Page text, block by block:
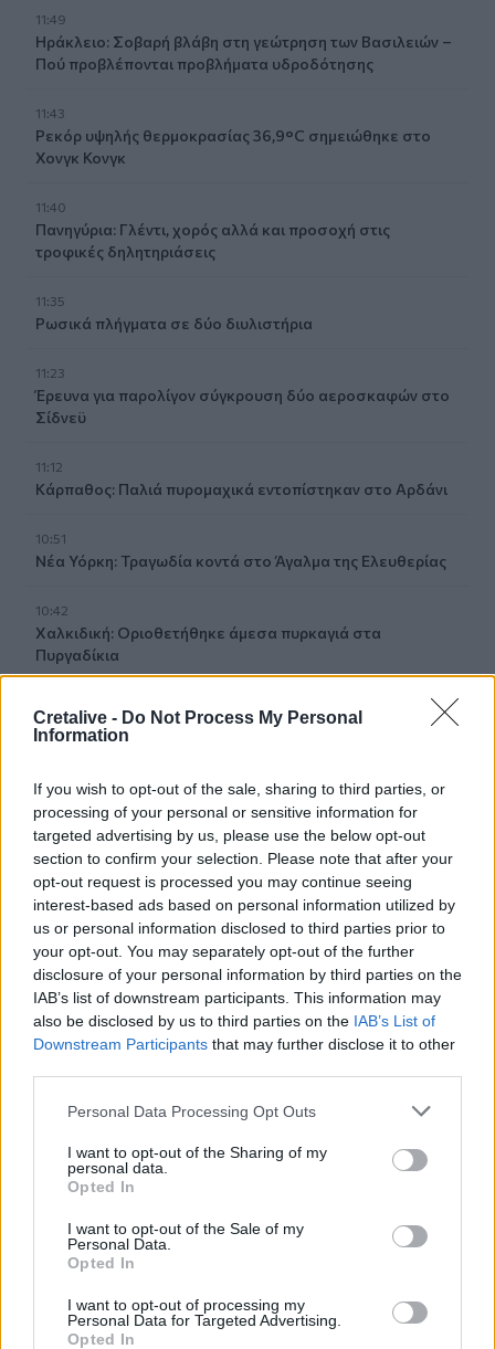
Cretalive - Do Not Process My Personal
Information
If you wish to opt-out of the sale, sharing to third parties, or
processing of your personal or sensitive information for
targeted advertising by us, please use the below opt-out
section to confirm your selection. Please note that after your
opt-out request is processed you may continue seeing
interest-based ads based on personal information utilized by
us or personal information disclosed to third parties prior to
your opt-out. You may separately opt-out of the further
disclosure of your personal information by third parties on the
IAB’s list of downstream participants. This information may
also be disclosed by us to third parties on the IAB’s List of
Downstream Participants that may further disclose it to other
Personal Data Processing Opt Outs
I want to opt-out of the Sharing of my
personal data.
Opted In
I want to opt-out of the Sale of my
Personal Data.
Opted In
I want to opt-out of processing my
Personal Data for Targeted Advertising.
Opted In
11:49
Ηράκλειο: Σοβαρή βλάβη στη γεώτρηση των Βασιλειών –
Πού προβλέπονται προβλήματα υδροδότησης
11:43
Ρεκόρ υψηλής θερμοκρασίας 36,9°C σημειώθηκε στο
Χονγκ Κονγκ
11:40
Πανηγύρια: Γλέντι, χορός αλλά και προσοχή στις
τροφικές δηλητηριάσεις
11:35
Ρωσικά πλήγματα σε δύο διυλιστήρια
11:23
Έρευνα για παρολίγον σύγκρουση δύο αεροσκαφών στο
Σίδνεϋ
11:12
Κάρπαθος: Παλιά πυρομαχικά εντοπίστηκαν στο Αρδάνι
10:51
Νέα Υόρκη: Τραγωδία κοντά στο Άγαλμα της Ελευθερίας
10:42
Χαλκιδική: Οριοθετήθηκε άμεσα πυρκαγιά στα
Πυργαδίκια
Χανιά: Κάνναβη και δενδρύλλια είχε 52χρονος
Ταϊλάνδη: Στους 9 οι νεκροί από το μακελειό σε σχολείο
10:23
Ηράκλειο: Σύλληψη ζευγαριού για ναρκωτικά –
Κατασχέθηκε σχεδόν μισό κιλό κάνναβης
«Δύο μέρες μόνο»
10:10
Πάρος: Στον εισαγγελέα σήμερα ο ιδιοκτήτης του beach
bar για τον θάνατο του 4χρονου
09:52
κρουσμάτων
Ηράκλειο: Ποια θέματα περιλαμβάνει η εβδομαδιαία
ανασκόπηση του Δημάρχου
Γερμανία: Νέα έρευνα για την άμυνα απέναντι στα drones